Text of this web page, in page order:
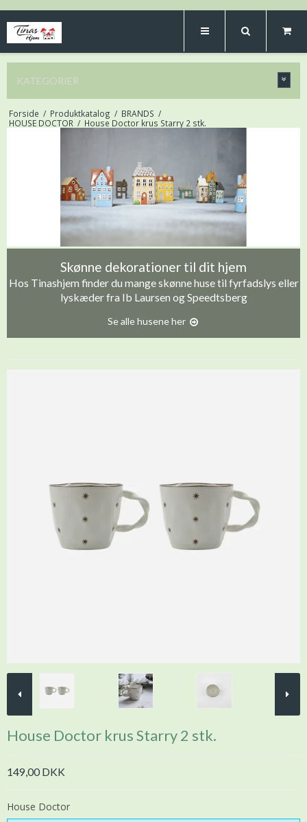
KATEGORIER
Forside / Produktkatalog / BRANDS /
HOUSE DOCTOR / House Doctor krus Starry 2 stk.
Skønne dekorationer til dit hjem
Hos Tinashjem finder du mange skønne huse til fyrfadslys eller
lyskæder fra Ib Laursen og Speedtsberg
Se alle husene her
House Doctor krus Starry 2 stk.
149,00 DKK
House Doctor